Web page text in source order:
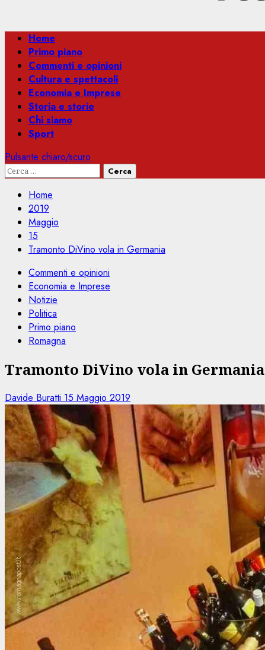
Menu
principale
Home
Primo piano
Commenti e opinioni
Cultura e spettacoli
Economia e Imprese
Storia e storie
Chi siamo
Sport
Pulsante chiaro/scuro
Ricerca
Home
2019
Maggio
15
Tramonto DiVino vola in Germania
Commenti e opinioni
Economia e Imprese
Notizie
Politica
Primo piano
Romagna
Tramonto DiVino vola in Germania
Davide Buratti 15 Maggio 2019